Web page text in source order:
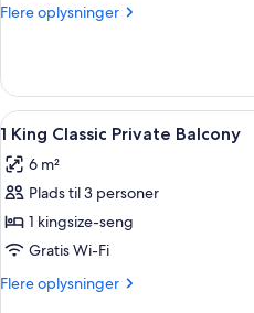
Flere oplysninger
Flere
Indlæs
alle
billeder
af
1
King
Classic
Private
1
1 King Classic Private Balcony
6 m²
Plads til 3 personer
1 kingsize-seng
Gratis Wi-Fi
Flere oplysninger
Flere